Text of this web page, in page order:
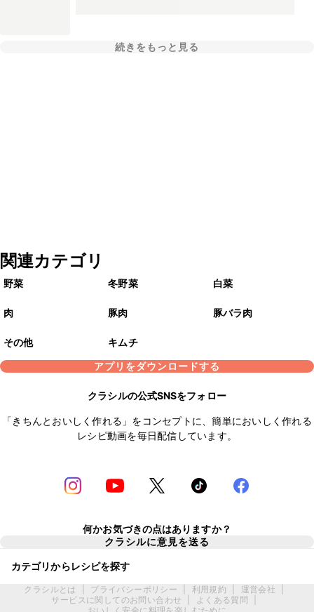
続きをもっと見る
関連カテゴリ
野菜 冬野菜 白菜
肉 豚肉 豚バラ肉
その他
キムチ
アプリをダウンロードする
クラシルの公式SNSをフォロー
「きちんとおいしく作れる」をコンセプトに、簡単においしく作れる
レシピ動画を毎日配信しています。
何かお気づきの点はありますか？
クラシルに意見を送る
カテゴリからレシピを探す
クラシルとは プライバシーポリシー 利用規約 運営会社
サービスに関してのお問い合わせ
よくある質問